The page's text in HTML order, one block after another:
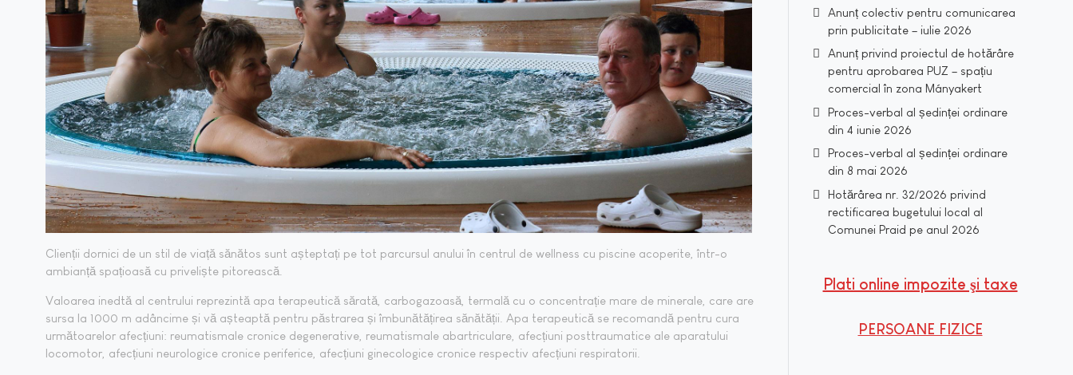
Clienții dornici de un stil de viață sănătos sunt așteptați pe tot parcursul anului în centrul de wellness cu piscine acoperite, într-o
ambianță spațioasă cu priveliște pitorească.
Valoarea inedtă al centrului reprezintă apa terapeutică sărată, carbogazoasă, termală cu o concentrație mare de minerale, care are
sursa la 1000 m adâncime și vă așteaptă pentru păstrarea și îmbunătățirea sănătății. Apa terapeutică se recomandă pentru cura
următoarelor afecțiuni: reumatismale cronice degenerative, reumatismale abartriculare, afecțiuni posttraumatice ale aparatului
locomotor, afecțiuni neurologice cronice periferice, afecțiuni ginecologice cronice respectiv afecțiuni respiratorii.
Anunț colectiv pentru comunicarea
prin publicitate – iulie 2026
Anunț privind proiectul de hotărâre
pentru aprobarea PUZ – spațiu
comercial în zona Mányakert
Proces-verbal al ședinței ordinare
din 4 iunie 2026
Proces-verbal al ședinței ordinare
din 8 mai 2026
Hotărârea nr. 32/2026 privind
rectificarea bugetului local al
Comunei Praid pe anul 2026
Plati online impozite şi taxe
PERSOANE FIZICE